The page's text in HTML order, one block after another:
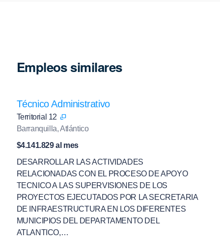
Empleos similares
Técnico Administrativo
Territorial 12
Barranquilla, Atlántico
$4.141.829 al mes
DESARROLLAR LAS ACTIVIDADES
RELACIONADAS CON EL PROCESO DE APOYO
TECNICO A LAS SUPERVISIONES DE LOS
PROYECTOS EJECUTADOS POR LA SECRETARIA
DE INFRAESTRUCTURA EN LOS DIFERENTES
MUNICIPIOS DEL DEPARTAMENTO DEL
ATLANTICO,…